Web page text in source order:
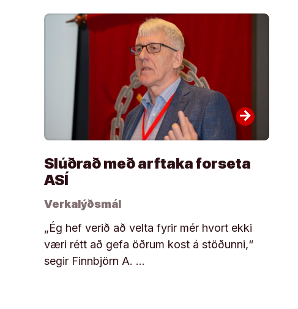
arrow_forward
Slúðrað með arftaka forseta
ASÍ
Verkalýðsmál
„Ég hef verið að velta fyrir mér hvort ekki
væri rétt að gefa öðrum kost á stöðunni,“
segir Finnbjörn A. …